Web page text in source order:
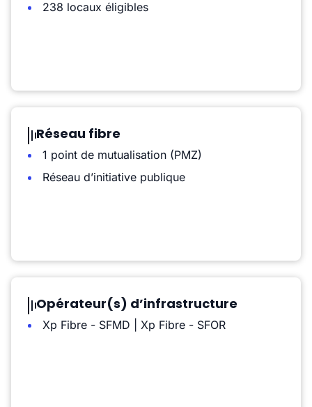
238 locaux éligibles
Réseau fibre
1 point de mutualisation (PMZ)
Réseau d’initiative publique
Opérateur(s) d’infrastructure
Xp Fibre - SFMD | Xp Fibre - SFOR